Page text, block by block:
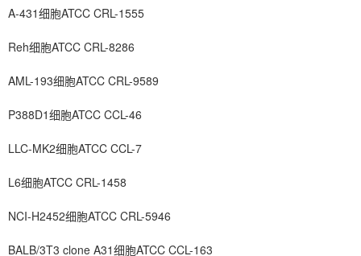
A-431细胞ATCC CRL-1555
Reh细胞ATCC CRL-8286
AML-193细胞ATCC CRL-9589
P388D1细胞ATCC CCL-46
LLC-MK2细胞ATCC CCL-7
L6细胞ATCC CRL-1458
NCI-H2452细胞ATCC CRL-5946
BALB/3T3 clone A31细胞ATCC CCL-163